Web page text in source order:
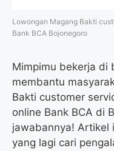
Lowongan Magang Bakti
Bank BCA Bojonegoro
Mimpimu bekerja di
membantu
Bakti customer
online Bank BCA di
jawabannya! Artikel
yang lagi cari